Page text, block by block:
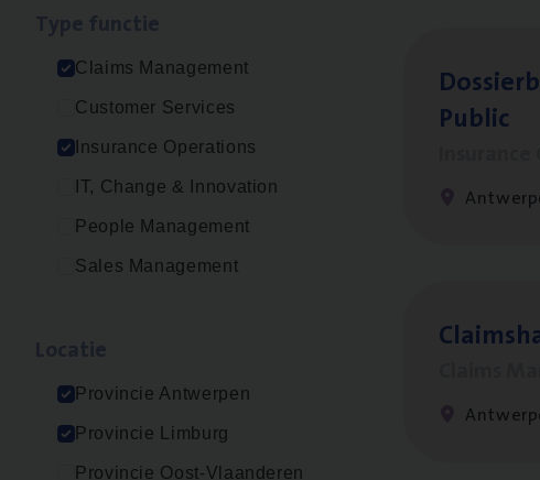
Claims Management
Customer Services
Insurance Operations
IT, Change & Innovation
People Management
Sales Management
Provincie Antwerpen
Provincie Limburg
Provincie Oost-Vlaanderen
Public